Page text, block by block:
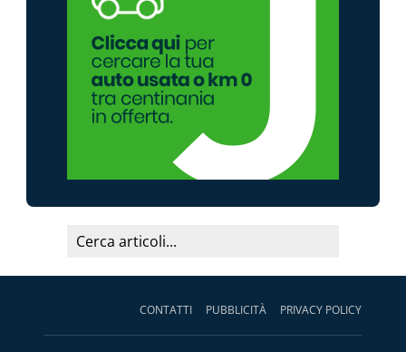
CONTATTI PUBBLICITÀ PRIVACY POLICY